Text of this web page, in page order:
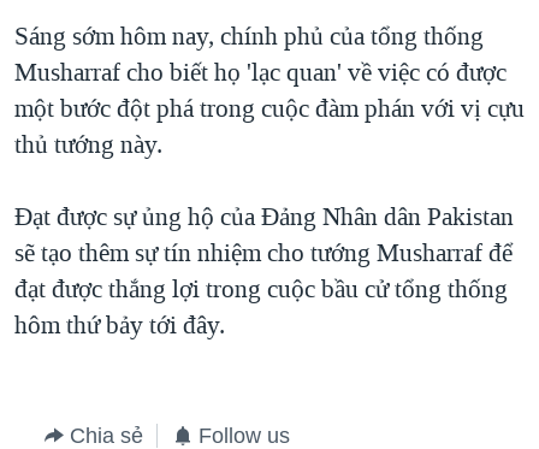
Sáng sớm hôm nay, chính phủ của tổng thống
Musharraf cho biết họ 'lạc quan' về việc có được
một bước đột phá trong cuộc đàm phán với vị cựu
thủ tướng này.
Đạt được sự ủng hộ của Đảng Nhân dân Pakistan
sẽ tạo thêm sự tín nhiệm cho tướng Musharraf để
đạt được thắng lợi trong cuộc bầu cử tổng thống
hôm thứ bảy tới đây.
Chia sẻ Follow us